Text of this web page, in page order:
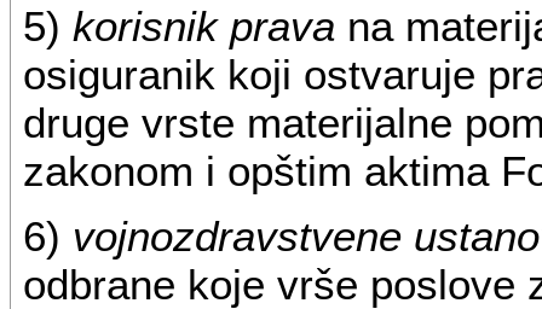
5) korisnik prava na
osiguranik koji ostvaruje
druge vrste materijalne
zakonom i opštim aktima
6) vojnozdravstvene
odbrane koje vrše poslove